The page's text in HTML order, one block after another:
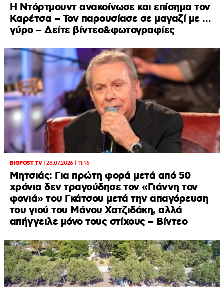
Η Ντόρτμουντ ανακοίνωσε και επίσημα τον
Καρέτσα – Τον παρουσίασε σε μαγαζί με …
γύρο – Δείτε βίντεο&φωτογραφίες
BIGPOST TV|28.07.2026 | 11:16
Μητσιάς: Για πρώτη φορά μετά από 50
χρόνια δεν τραγούδησε τον «Γιάννη τον
φονιά» του Γκάτσου μετά την απαγόρευση
του γιού του Μάνου Χατζιδάκη, αλλά
απήγγειλε μόνο τους στίχους – Βίντεο